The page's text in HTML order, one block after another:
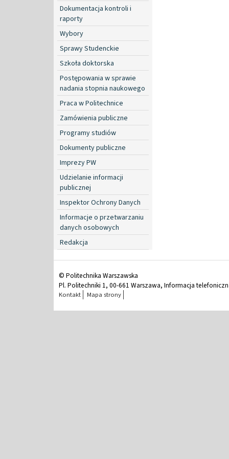
Dokumentacja kontroli i
raporty
Wybory
Sprawy Studenckie
Szkoła doktorska
Postępowania w sprawie
nadania stopnia naukowego
Praca w Politechnice
Zamówienia publiczne
Programy studiów
Dokumenty publiczne
Imprezy PW
Udzielanie informacji
publicznej
Inspektor Ochrony Danych
Informacje o przetwarzaniu
danych osobowych
Redakcja
© Politechnika Warszawska
Pl. Politechniki 1, 00-661 Warszawa, Informacja
Kontakt Mapa strony